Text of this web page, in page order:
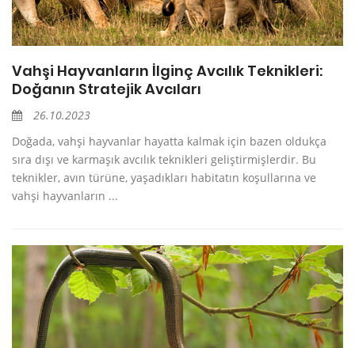
Vahşi Hayvanların İlginç Avcılık Teknikleri:
Doğanın Stratejik Avcıları
26.10.2023
Doğada, vahşi hayvanlar hayatta kalmak için bazen oldukça
sıra dışı ve karmaşık avcılık teknikleri geliştirmişlerdir. Bu
teknikler, avın türüne, yaşadıkları habitatın koşullarına ve
vahşi hayvanların ...